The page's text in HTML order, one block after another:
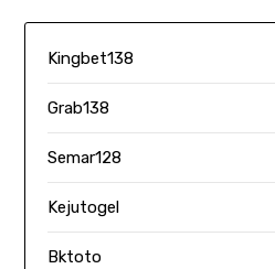
Kingbet138
Grab138
Semar128
Kejutogel
Bktoto